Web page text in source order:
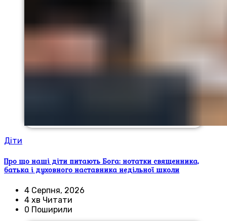
Діти
Про що наші діти питають Бога: нотатки священника,
батька і духовного наставника недільної школи
4 Серпня, 2026
4 хв Читати
0 Поширили